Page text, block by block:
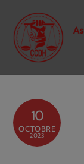
content
10
OCTOBRE
2023